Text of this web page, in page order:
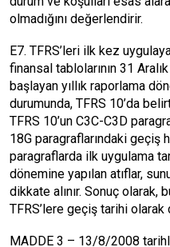
olmadığını değerlendirir.
E7. TFRS’leri ilk kez
finansal tablolarının 31
başlayan yıllık raporlama
durumunda, TFRS 10’da
TFRS 10’un C3C-C3D
18G paragraflarındaki geçiş
paragraflarda ilk uygulama
dönemine yapılan atıflar,
dikkate alınır. Sonuç olarak,
TFRS’lere geçiş tarihi olarak
MADDE 3 – 13/8/2008